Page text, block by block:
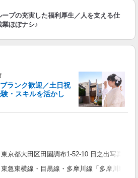
ープの充実した福利厚生／人を支える仕
ほぼナシ♪
ランク歓迎／土日祝
・スキルを活かし
京都大田区田園調布1-52-10 日之出写真館
急東横線・目黒線・多摩川線「多摩川駅」